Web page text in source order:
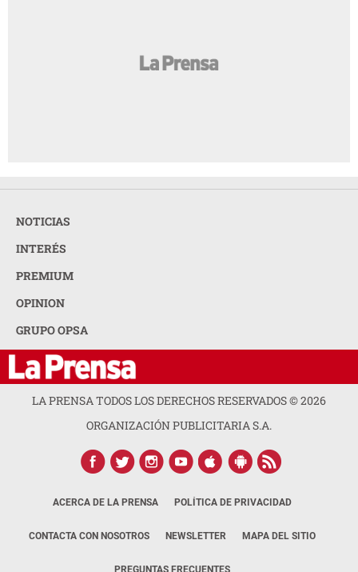
NOTICIAS
INTERÉS
PREMIUM
OPINION
GRUPO OPSA
LA PRENSA TODOS LOS DERECHOS RESERVADOS ©2026
ORGANIZACIÓN PUBLICITARIA S.A.
ACERCA DE LA PRENSA POLÍTICA DE PRIVACIDAD
CONTACTA CON NOSOTROS NEWSLETTER MAPA DEL SITIO